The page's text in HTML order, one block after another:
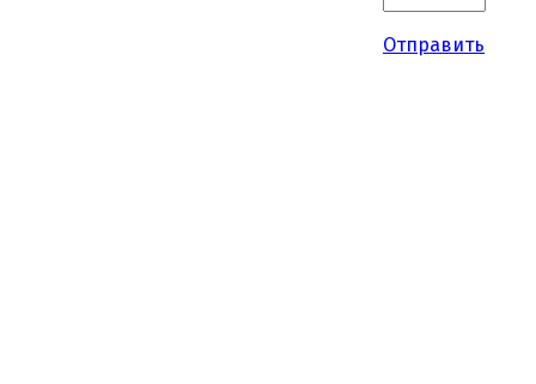
Отправить